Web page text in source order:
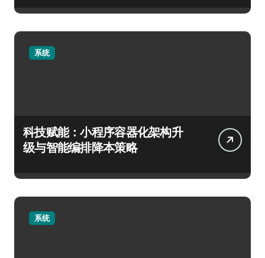
系统
科技赋能：小程序容器化架构升
级与智能编排降本策略
系统